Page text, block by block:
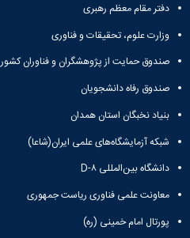
دفتر مقام معظم رهبری
وزارت علوم، تحقیقات و فناوری
صندوق حمایت از پژوهشگران و فناوران کشور
صندوق رفاه دانشجویان
بنیاد نخبگان استان همدان
شبکه آزمایشگاه‌های علمی ایران(شاعا)
دانشگاه بین‌المللی D-۸
معاونت علمی فناوری ریاست جمهوری
پورتال امام خمینی (ره)